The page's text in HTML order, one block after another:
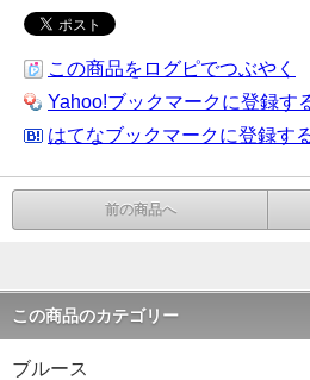
この商品をログピでつぶやく
Yahoo!ブックマークに登録す
はてなブックマークに登録す
前の商品へ
この商品のカテゴリー
ブルース